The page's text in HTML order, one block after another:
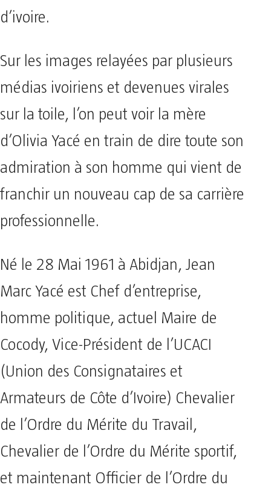
d’ivoire.
Sur les images relayées par plusieurs
médias ivoiriens et devenues virales
sur la toile, l’on peut voir la mère
d’Olivia Yacé en train de dire toute son
admiration à son homme qui vient de
franchir un nouveau cap de sa carrière
professionnelle.
Né le 28 Mai 1961 à Abidjan, Jean
Marc Yacé est Chef d’entreprise,
homme politique, actuel Maire de
Cocody, Vice-Président de l’UCACI
(Union des Consignataires et
Armateurs de Côte d’Ivoire) Chevalier
de l’Ordre du Mérite du Travail,
Chevalier de l’Ordre du Mérite sportif,
et maintenant Officier de l’Ordre du